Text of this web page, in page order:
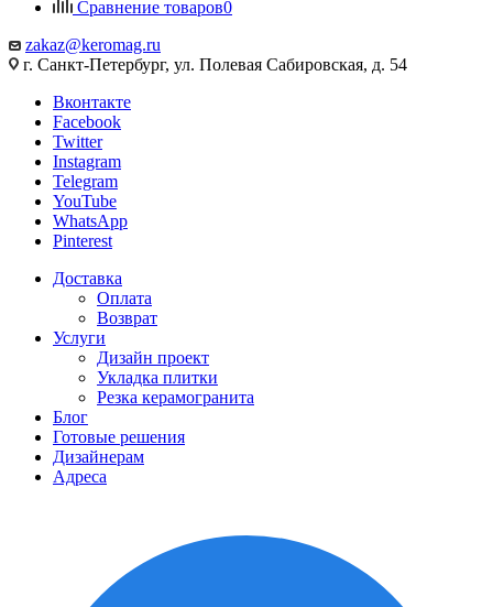
Сравнение товаров0
zakaz@keromag.ru
г. Санкт-Петербург, ул. Полевая Сабировская, д. 54
Вконтакте
Facebook
Twitter
Instagram
Telegram
YouTube
WhatsApp
Pinterest
Доставка
Оплата
Возврат
Услуги
Дизайн проект
Укладка плитки
Резка керамогранита
Блог
Готовые решения
Дизайнерам
Адреса